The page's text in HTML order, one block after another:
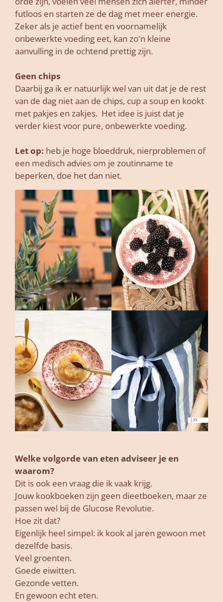
futloos en starten ze de dag met meer energie.
Zeker als je actief bent en voornamelijk
onbewerkte voeding eet, kan zo'n kleine
aanvulling in de ochtend prettig zijn.
Geen chips
Daarbij ga ik er natuurlijk wel van uit dat je de rest
van de dag niet aan de chips, cup a soup en kookt
met pakjes en zakjes. Het idee is juist dat je
verder kiest voor pure, onbewerkte voeding.
Let op: heb je hoge bloeddruk, nierproblemen of
een medisch advies om je zoutinname te
beperken, doe het dan niet.
Welke volgorde van eten adviseer je en
waarom?
Dit is ook een vraag die ik vaak krijg.
Jouw kookboeken zijn geen dieetboeken, maar ze
passen wel bij de Glucose Revolutie.
Hoe zit dat?
Eigenlijk heel simpel: ik kook al jaren gewoon met
dezelfde basis.
Veel groenten.
Goede eiwitten.
Gezonde vetten.
En gewoon echt eten.